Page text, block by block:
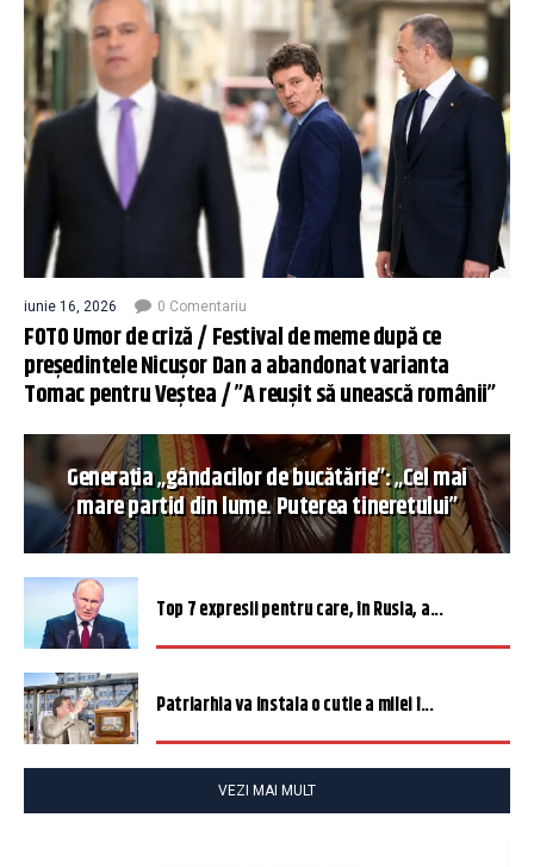
iunie 16, 2026 0 Comentariu
FOTO Umor de criză / Festival de meme după ce
președintele Nicușor Dan a abandonat varianta
Tomac pentru Veștea / ”A reușit să unească românii”
Generația „gândacilor de bucătărie”: „Cel mai
mare partid din lume. Puterea tineretului”
Top 7 expresii pentru care, în Rusia, a...
Patriarhia va instala o cutie a milei î...
VEZI MAI MULT